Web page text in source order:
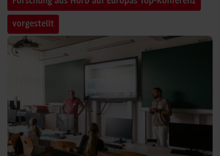
vorgestellt